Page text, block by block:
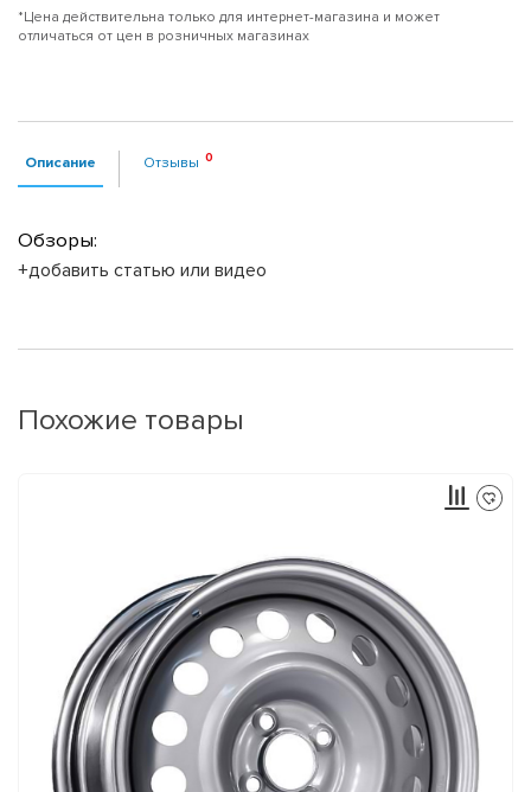
*Цена действительна только для интернет-магазина и может
отличаться от цен в розничных магазинах
Описание Отзывы
Обзоры:
+добавить статью или видео
Похожие товары